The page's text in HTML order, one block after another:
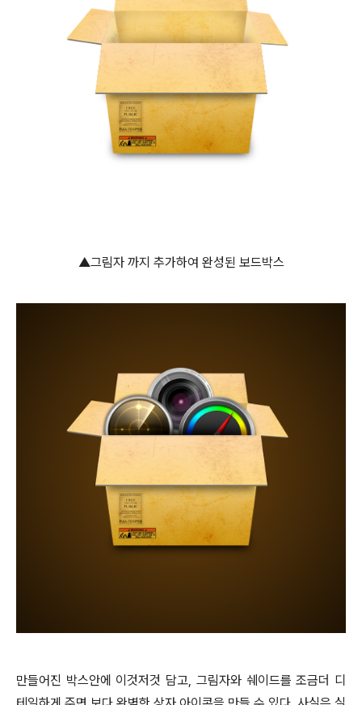
▲그림자 까지 추가하여 완성된 보드박스
만들어진 박스안에 이것저것 담고, 그림자와 쉐이드를 조금더 디